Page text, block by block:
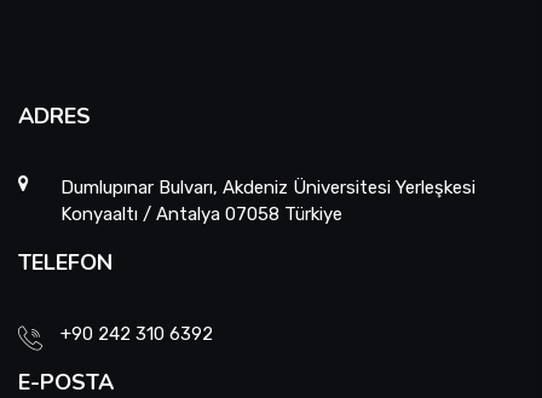
ADRES
Dumlupınar Bulvarı, Akdeniz Üniversitesi Yerleşkesi
Konyaaltı / Antalya 07058 Türkiye
TELEFON
+90 242 310 6392
E-POSTA